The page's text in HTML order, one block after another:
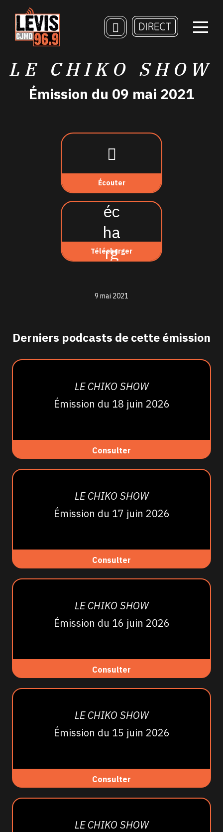
LE CHIKO SHOW
Émission du 09 mai 2021
Écouter
Télécharger
9 mai 2021
Derniers podcasts de cette émission
LE CHIKO SHOW
Émission du 18 juin 2026
Consulter
LE CHIKO SHOW
Émission du 17 juin 2026
Consulter
LE CHIKO SHOW
Émission du 16 juin 2026
Consulter
LE CHIKO SHOW
Émission du 15 juin 2026
Consulter
LE CHIKO SHOW